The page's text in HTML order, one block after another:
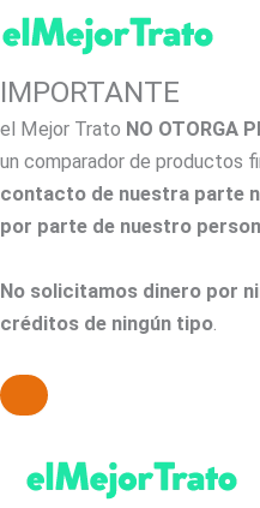
IMPORTANTE
el Mejor Trato NO OTORGA
un comparador de productos
contacto de nuestra parte
por parte de nuestro
No solicitamos dinero por
créditos de ningún tipo.
contenido